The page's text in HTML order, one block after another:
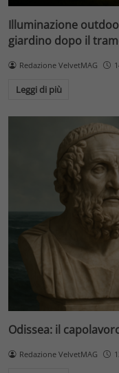
Illuminazione
giardino dopo il
Redazione VelvetMAG
Leggi di più
Odissea: il
Redazione VelvetMAG